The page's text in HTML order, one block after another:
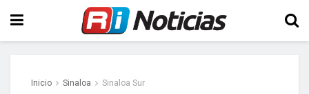
Inicio Sinaloa Sinaloa Sur